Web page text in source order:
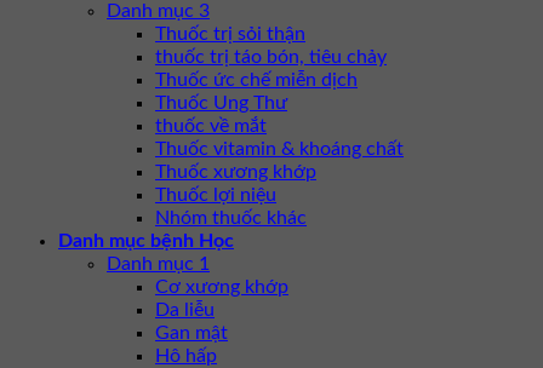
Danh mục 3
Thuốc trị sỏi thận
thuốc trị táo bón, tiêu chảy
Thuốc ức chế miễn dịch
Thuốc Ung Thư
thuốc về mắt
Thuốc vitamin & khoáng chất
Thuốc xương khớp
Thuốc lợi niệu
Nhóm thuốc khác
Danh mục bệnh Học
Danh mục 1
Cơ xương khớp
Da liễu
Gan mật
Hô hấp